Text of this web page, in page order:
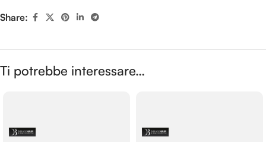
Share:
Ti potrebbe interessare…